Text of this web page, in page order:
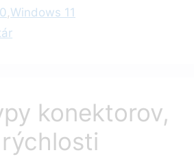
,Windows 11
konektorov,